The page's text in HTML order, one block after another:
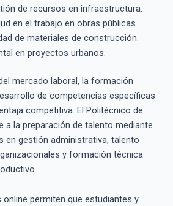
de recursos en infraestructura.
en el trabajo en obras públicas.
de materiales de construcción.
en proyectos urbanos.
mercado laboral, la formación
de competencias específicas
competitiva. El Politécnico de
a la preparación de talento mediante
en gestión administrativa, talento
y formación técnica
permiten que estudiantes y